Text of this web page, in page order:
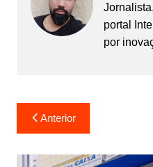
portal
por
Navegação
de
Post
Anterior